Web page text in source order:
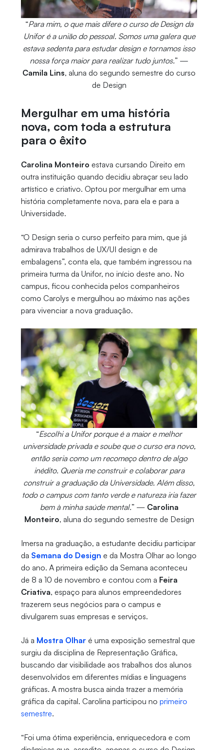
“Para mim, o que mais difere o curso de Design da
Unifor é a união do pessoal. Somos uma galera que
estava sedenta para estudar design e tornamos isso
nossa força maior para realizar tudo juntos.” —
Camila Lins, aluna do segundo semestre do curso
de Design
Mergulhar em uma história
nova, com toda a estrutura
para o êxito
Carolina Monteiro estava cursando Direito em
outra instituição quando decidiu abraçar seu lado
artístico e criativo. Optou por mergulhar em uma
história completamente nova, para ela e para a
Universidade.
“O Design seria o curso perfeito para mim, que já
admirava trabalhos de UX/UI design e de
embalagens”, conta ela, que também ingressou na
primeira turma da Unifor, no início deste ano. No
campus, ficou conhecida pelos companheiros
como Carolys e mergulhou ao máximo nas ações
para vivenciar a nova graduação.
“Escolhi a Unifor porque é a maior e melhor
universidade privada e soube que o curso era novo,
então seria como um recomeço dentro de algo
inédito. Queria me construir e colaborar para
construir a graduação da Universidade. Além disso,
todo o campus com tanto verde e natureza iria fazer
bem à minha saúde mental.” — Carolina
Monteiro, aluna do segundo semestre de Design
Imersa na graduação, a estudante decidiu participar
da Semana do Design e da Mostra Olhar ao longo
do ano. A primeira edição da Semana aconteceu
de 8 a 10 de novembro e contou com a Feira
Criativa, espaço para alunos empreendedores
trazerem seus negócios para o campus e
divulgarem suas empresas e serviços.
Já a Mostra Olhar é uma exposição semestral que
surgiu da disciplina de Representação Gráfica,
buscando dar visibilidade aos trabalhos dos alunos
desenvolvidos em diferentes mídias e linguagens
gráficas. A mostra busca ainda trazer a memória
gráfica da capital. Carolina participou no primeiro
semestre.
“Foi uma ótima experiência, enriquecedora e com